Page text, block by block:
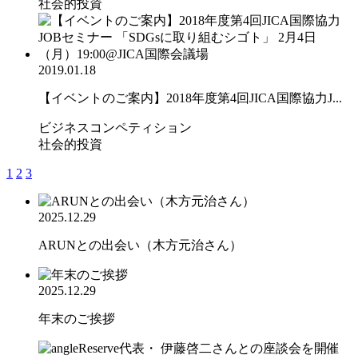
社会的投資
2019.01.18
【イベントのご案内】2018年度第4回JICA国際協力J...
ビジネスコンペティション
社会的投資
1 2 3
2025.12.29
ARUNとの出会い（木方元治さん）
2025.12.29
年末のご挨拶